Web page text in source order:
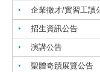
企業徵才/實習工讀
招生資訊公告
演講公告
聖體奇蹟展覽公告